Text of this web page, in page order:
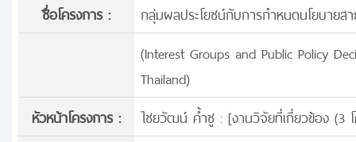
ชื่อโครงการ :
กลุ่มผลประโยชน์กับการกำหนดนโยบายส
(Interest Groups and Public Policy
Thailand)
หัวหน้าโครงการ :
ไชยวัฒน์ ค้ำชู : [งานวิจัยที่เกี่ยวข้อง (3